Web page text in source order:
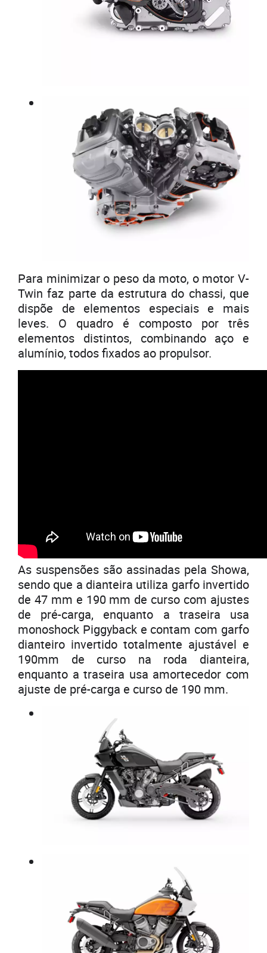
Para minimizar o peso da moto, o motor V-
Twin faz parte da estrutura do chassi, que
dispõe de elementos especiais e mais
leves. O quadro é composto por três
elementos distintos, combinando aço e
alumínio, todos fixados ao propulsor.
As suspensões são assinadas pela Showa,
sendo que a dianteira utiliza garfo invertido
de 47 mm e 190 mm de curso com ajustes
de pré-carga, enquanto a traseira usa
monoshock Piggyback e contam com garfo
dianteiro invertido totalmente ajustável e
190mm de curso na roda dianteira,
enquanto a traseira usa amortecedor com
ajuste de pré-carga e curso de 190 mm.